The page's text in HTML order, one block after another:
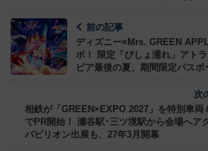
前の記事
ディズニー×Mrs. GREEN
ボ！ 限定「びしょ濡れ」アト
ピア最後の夏、期間限定パスポ
次
相鉄が「GREEN×EXPO 2027」を特別車両
でPR開始！ 瀬谷駅･三ツ境駅から会場へア
パビリオン出展も、27年3月開幕